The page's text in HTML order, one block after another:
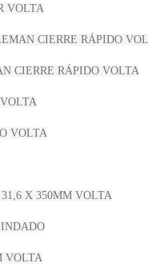
VOLTA
CIERRE RÁPIDO
CIERRE RÁPIDO VOLTA
VOLTA
X 350MM VOLTA
VOLTA